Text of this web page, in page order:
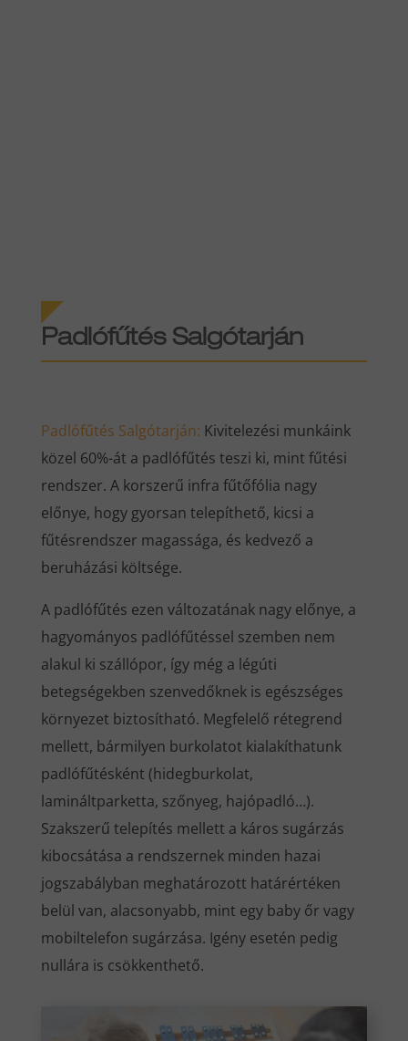
Padlófűtés Salgótarján
Padlófűtés Salgótarján: Kivitelezési munkáink
közel 60%-át a padlófűtés teszi ki, mint fűtési
rendszer. A korszerű infra fűtőfólia nagy
előnye, hogy gyorsan telepíthető, kicsi a
fűtésrendszer magassága, és kedvező a
beruházási költsége.
A padlófűtés ezen változatának nagy előnye, a
hagyományos padlófűtéssel szemben nem
alakul ki szállópor, így még a légúti
betegségekben szenvedőknek is egészséges
környezet biztosítható. Megfelelő rétegrend
mellett, bármilyen burkolatot kialakíthatunk
padlófűtésként (hidegburkolat,
lamináltparketta, szőnyeg, hajópadló…).
Szakszerű telepítés mellett a káros sugárzás
kibocsátása a rendszernek minden hazai
jogszabályban meghatározott határértéken
belül van, alacsonyabb, mint egy baby őr vagy
mobiltelefon sugárzása. Igény esetén pedig
nullára is csökkenthető.